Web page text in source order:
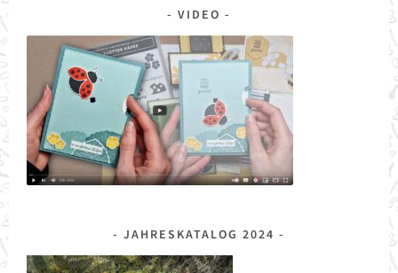
VIDEO
JAHRESKATALOG 2024